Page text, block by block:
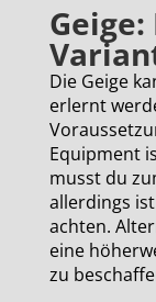
Die Geige
erlernt
Equipment
musst du
allerdings
achten.
eine
zu